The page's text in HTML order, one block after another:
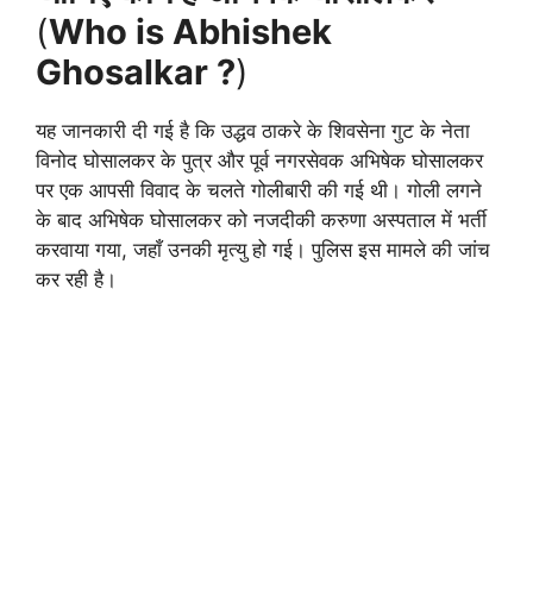
(Who is Abhishek
Ghosalkar ?)
यह जानकारी दी गई है कि उद्धव ठाकरे के शिवसेना गुट के नेता
विनोद घोसालकर के पुत्र और पूर्व नगरसेवक अभिषेक घोसालकर
पर एक आपसी विवाद के चलते गोलीबारी की गई थी। गोली लगने
के बाद अभिषेक घोसालकर को नजदीकी करुणा अस्पताल में भर्ती
करवाया गया, जहाँ उनकी मृत्यु हो गई। पुलिस इस मामले की जांच
कर रही है।